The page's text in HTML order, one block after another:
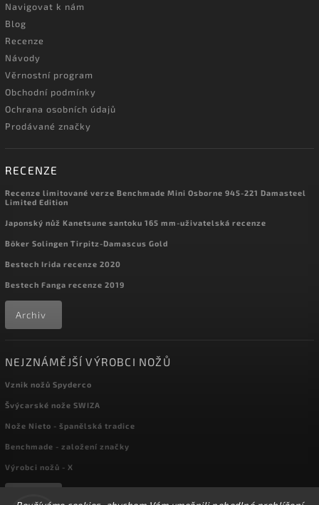
Navigovat k nám
Blog
Recenze
Návody
Věrnostní program
Obchodní podmínky
Ochrana osobních údajů
Prodávané značky
RECENZE
Recenze limitované verze Benchmade Mini Osborne 945-221 Damasteel
Limited Edition
Japonský nůž Kanetsune santoku 165 mm-uživatelská recenze
Böker Solingen Tirpitz-Damascus Gold
Bestech Irida recenze 2020
Bestech Fanga recenze 2019
Archiv
NEJZNÁMĚJŠÍ VÝROBCI NOŽŮ
Vznik nožů Spyderco
Švýcarské nože SWIZA
Nože Nieto - španělská tradice
Benchmade - založení značky
Výrobci nožů - X